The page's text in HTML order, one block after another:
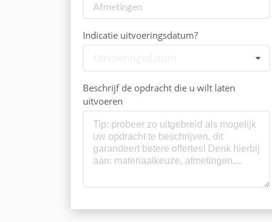
Indicatie uitvoeringsdatum?
Beschrijf de opdracht die u wilt laten
uitvoeren